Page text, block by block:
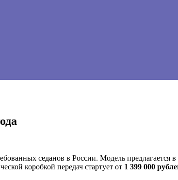
седанов в России. Модель предлагается
коробкой передач стартует от 1 399 000